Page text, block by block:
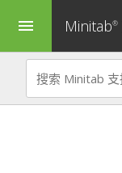
menu Minitab®